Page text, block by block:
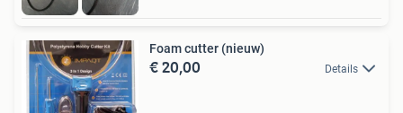
Foam cutter (nieuw)
€ 20,00 Details